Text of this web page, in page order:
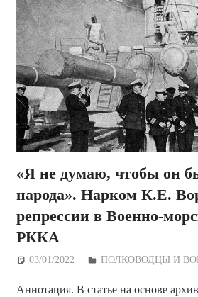
«Я не думаю, чтобы он
народа». Нарком К.Е.
репрессии в Военно-
РККА
03/01/2022 Дежурный по
ПОЛКОВОДЦЫ И
Аннотация. В статье на основе